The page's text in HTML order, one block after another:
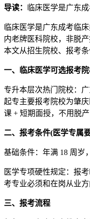
导读： 临床医学是广东
临床医学是广东成考临
内老牌医科院校，非脱
本文从招生院校、报考
一、临床医学可选报考
专升本层次热门院校：
起专主要报考院校为肇
课 + 短期面授，不用脱产
二、报考条件(医学专属
基础条件：年满 18 周岁
医学专项硬性规定：报
考专业必须和在岗从业
三、报考流程